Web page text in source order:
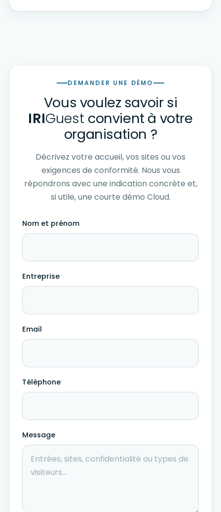
DEMANDER UNE DÉMO
Vous voulez savoir si
IRIGuest convient à votre
organisation ?
Décrivez votre accueil, vos sites ou vos
exigences de conformité. Nous vous
répondrons avec une indication concrète et,
si utile, une courte démo Cloud.
Nom et prénom
Entreprise
Email
Téléphone
Message